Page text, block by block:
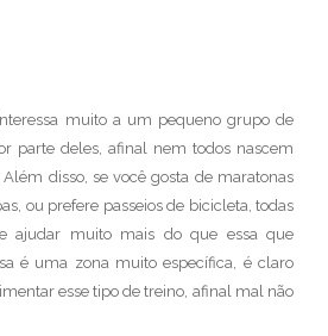
muito a um pequeno grupo de
parte deles, afinal nem todos nascem
disso, se você gosta de maratonas
ou prefere passeios de bicicleta, todas
ajudar muito mais do que essa que
é uma zona muito específica, é claro
esse tipo de treino, afinal mal não